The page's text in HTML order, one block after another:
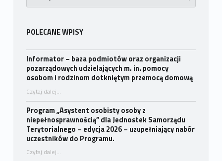
POLECANE WPISY
Informator – baza podmiotów oraz organizacji
pozarządowych udzielających m. in. pomocy
osobom i rodzinom dotkniętym przemocą domową
Czytaj dalej“Informator – baza podmiotów oraz organizacji pozarządowych udzielających m. in. pomocy osobom i rodzinom dotkniętym przemocą domową”
…
Program „Asystent osobisty osoby z
niepełnosprawnością” dla Jednostek Samorządu
Terytorialnego – edycja 2026 – uzupełniający nabór
uczestników do Programu.
Czytaj dalej“Program „Asystent osobisty osoby z niepełnosprawnością” dla Jednostek Samorządu Terytorialnego – edycja 2026 – uzupełniający nabór uczestników do Programu.”
…